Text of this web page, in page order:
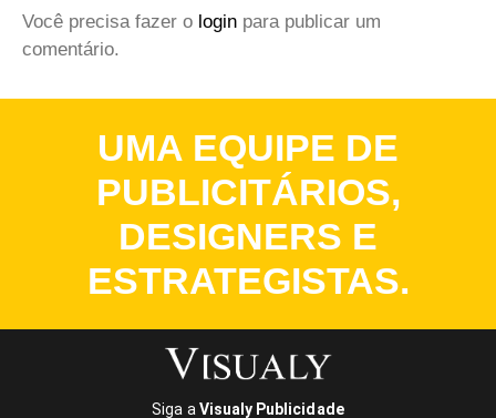
Você precisa fazer o login para publicar um
comentário.
UMA EQUIPE DE
PUBLICITÁRIOS,
DESIGNERS E
ESTRATEGISTAS.
Siga a Visualy Publicidade